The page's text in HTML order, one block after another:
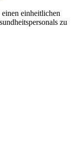
einheitlichen
zu